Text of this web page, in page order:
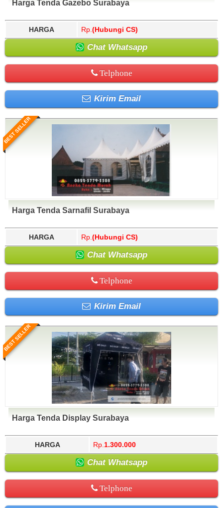
Harga Tenda Gazebo Surabaya
HARGA Rp. (Hubungi CS)
Chat Whatsapp
Telphone
Kirim Email
BEST SELLER
Harga Tenda Sarnafil Surabaya
HARGA Rp. (Hubungi CS)
Chat Whatsapp
Telphone
Kirim Email
BEST SELLER
Harga Tenda Display Surabaya
HARGA Rp. 1.300.000
Chat Whatsapp
Telphone